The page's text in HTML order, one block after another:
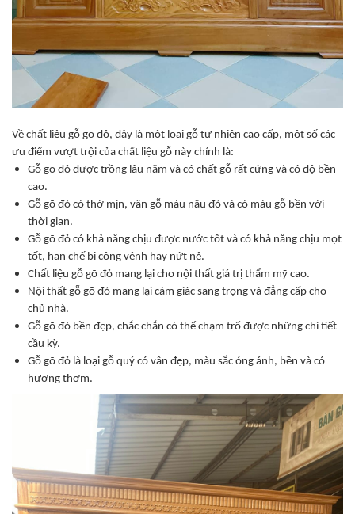
Về chất liệu gỗ gõ đỏ, đây là một loại gỗ tự nhiên cao cấp, một số các
ưu điểm vượt trội của chất liệu gỗ này chính là:
Gỗ gõ đỏ được trồng lâu năm và có chất gỗ rất cứng và có độ bền
cao.
Gỗ gõ đỏ có thớ mịn, vân gỗ màu nâu đỏ và có màu gỗ bền với
thời gian.
Gỗ gõ đỏ có khả năng chịu được nước tốt và có khả năng chịu mọt
tốt, hạn chế bị công vênh hay nứt nẻ.
Chất liệu gỗ gõ đỏ mang lại cho nội thất giá trị thẩm mỹ cao.
Nội thất gỗ gõ đỏ mang lại cảm giác sang trọng và đẳng cấp cho
chủ nhà.
Gỗ gõ đỏ bền đẹp, chắc chắn có thể chạm trổ được những chi tiết
cầu kỳ.
Gỗ gõ đỏ là loại gỗ quý có vân đẹp, màu sắc óng ánh, bền và có
hương thơm.